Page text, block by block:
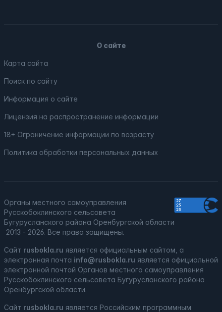
О сайте
Карта сайта
Поиск по сайту
Информация о сайте
Лицензия на распространение информации
18+ Ограничение информации по возрасту
Политика обработки персональных данных
Органы местного самоуправления
Русскобоклинского сельсовета
Бугурусланского района Оренбургской области
2013 - 2026. Все права защищены.
Сайт rusbokla.ru является официальным сайтом, а
электронная почта info@rusbokla.ru является официальной
электронной почтой Органов местного самоуправления
Русскобоклинского сельсовета Бугурусланского района
Оренбургской области.
Сайт rusbokla.ru является Российским программным